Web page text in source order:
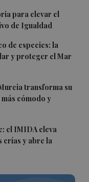
para elevar el
de Igualdad
de especies: la
y proteger el Mar
transforma su
cómodo y
el IMIDA eleva
crías y abre la